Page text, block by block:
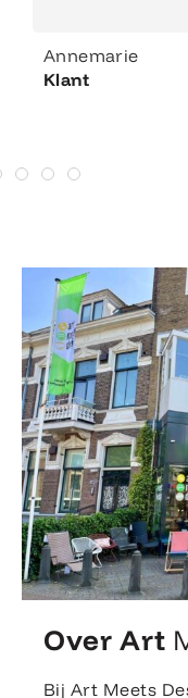
Annemarie
Klant
Over Art
Bij Art Meets